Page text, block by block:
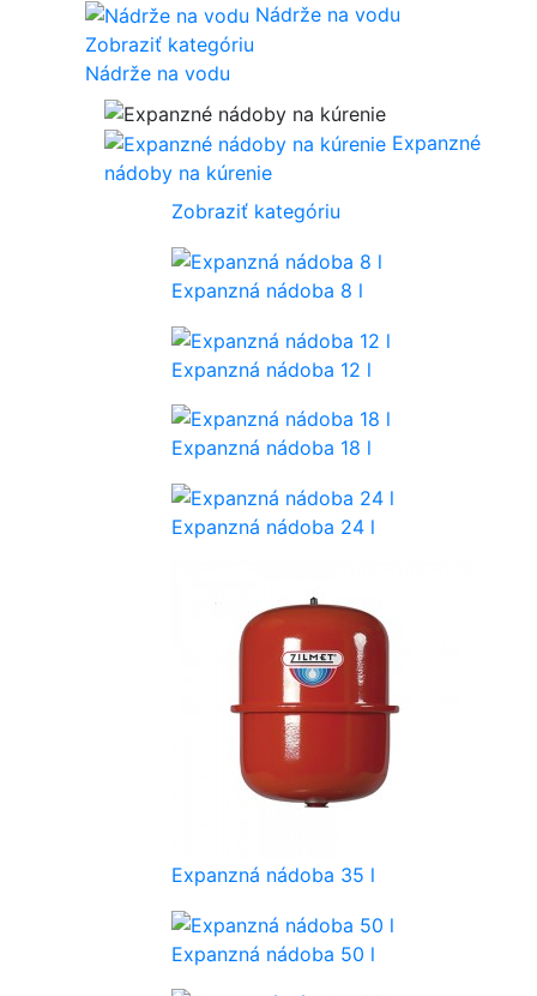
Nádrže na vodu
Zobraziť kategóriu
Nádrže na vodu
Expanzné
nádoby na kúrenie
Zobraziť kategóriu
Expanzná nádoba 8 l
Expanzná nádoba 12 l
Expanzná nádoba 18 l
Expanzná nádoba 24 l
Expanzná nádoba 35 l
Expanzná nádoba 50 l